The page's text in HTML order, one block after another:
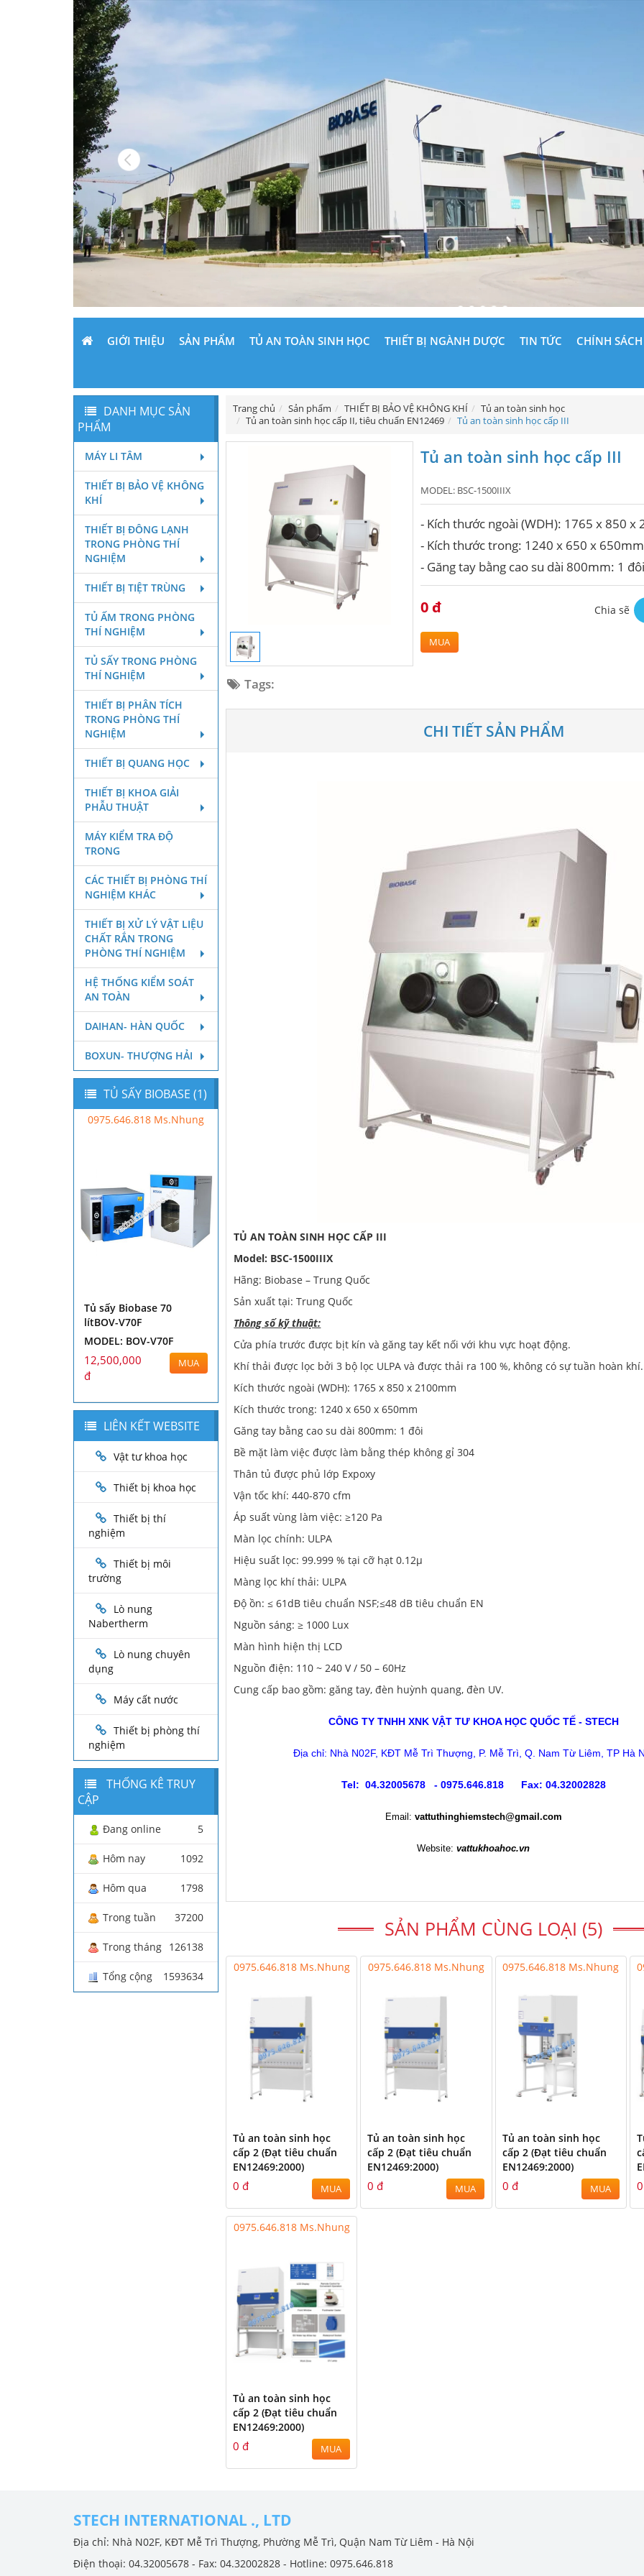
GIỚI THIỆU SẢN PHẨM TỦ AN TOÀN SINH HỌC THIẾT BỊ NGÀNH DƯỢC TIN TỨC CHÍNH
Trang chủ Sản phẩm THIẾT BỊ BẢO VỆ KHÔNG KHÍ
Tủ an toàn sinh học
Tủ an toàn sinh học cấp II, tiêu chuẩn EN12469
Tủ an toàn sinh học cấp III
Tủ an toàn sinh học cấp III
MODEL: BSC-1500IIIX
- Kích thước ngoài (WDH): 1765 x 850 x
- Kích thước trong: 1240 x 650 x 650mm
- Găng tay bằng cao su dài 800mm: 1 đôi
0 đ
MUA
Chia sẽ
Tags:
CHI TIẾT SẢN PHẨM
TỦ AN TOÀN SINH HỌC CẤP III
Model: BSC-1500IIIX
Hãng: Biobase – Trung Quốc
Sản xuất tại: Trung Quốc
Thông số kỹ thuật:
Cửa phía trước được bịt kín và găng tay kết nối với khu vực hoạt động.
Khí thải được lọc bởi 3 bộ lọc ULPA và được thải ra 100 %, không có sự tuần hoàn khí.
Kích thước ngoài (WDH): 1765 x 850 x 2100mm
Kích thước trong: 1240 x 650 x 650mm
Găng tay bằng cao su dài 800mm: 1 đôi
Bề mặt làm việc được làm bằng thép không gỉ 304
Thân tủ được phủ lớp Expoxy
Vận tốc khí: 440-870 cfm
Áp suất vùng làm việc: ≥120 Pa
Màn lọc chính: ULPA
Hiệu suất lọc: 99.999 % tại cỡ hạt 0.12µ
Màng lọc khí thải: ULPA
Độ ồn: ≤ 61dB tiêu chuẩn NSF;≤48 dB tiêu chuẩn EN
Nguồn sáng: ≥ 1000 Lux
Màn hình hiện thị LCD
Nguồn điện: 110 ~ 240 V / 50 – 60Hz
Cung cấp bao gồm: găng tay, đèn huỳnh quang, đèn UV.
CÔNG TY TNHH XNK VẬT TƯ KHOA HỌC QUỐC TẾ - STECH
Địa chỉ: Nhà N02F, KĐT Mễ Trì Thượng, P. Mễ Trì, Q. Nam Từ Liêm, TP Hà
Tel: 04.32005678 - 0975.646.818 Fax: 04.32002828
Email: vattuthinghiemstech@gmail.com
Website: vattukhoahoc.vn
SẢN PHẨM CÙNG LOẠI (5)
0975.646.818 Ms.Nhung
Tủ an toàn sinh học
cấp 2 (Đạt tiêu chuẩn
EN12469:2000)
0 đ MUA
0975.646.818 Ms.Nhung
Tủ an toàn sinh học
cấp 2 (Đạt tiêu chuẩn
EN12469:2000)
0 đ MUA
0975.646.818 Ms.Nhung
Tủ an toàn sinh học
cấp 2 (Đạt tiêu chuẩn
EN12469:2000)
0 đ MUA
0975.646.818 Ms.Nhung
Tủ an toàn sinh học
cấp 2 (Đạt tiêu chuẩn
EN12469:2000)
0 đ MUA
DANH MỤC SẢN
PHẨM
MÁY LI TÂM
THIẾT BỊ BẢO VỆ KHÔNG
KHÍ
THIẾT BỊ ĐÔNG LẠNH
TRONG PHÒNG THÍ
NGHIỆM
THIẾT BỊ TIỆT TRÙNG
TỦ ẤM TRONG PHÒNG
THÍ NGHIỆM
TỦ SẤY TRONG PHÒNG
THÍ NGHIỆM
THIẾT BỊ PHÂN TÍCH
TRONG PHÒNG THÍ
NGHIỆM
THIẾT BỊ QUANG HỌC
THIẾT BỊ KHOA GIẢI
PHẪU THUẬT
MÁY KIỂM TRA ĐỘ
TRONG
CÁC THIẾT BỊ PHÒNG THÍ
NGHIỆM KHÁC
THIẾT BỊ XỬ LÝ VẬT LIỆU
CHẤT RẮN TRONG
PHÒNG THÍ NGHIỆM
HỆ THỐNG KIỂM SOÁT
AN TOÀN
DAIHAN- HÀN QUỐC
BOXUN- THƯỢNG HẢI
TỦ SẤY BIOBASE (1)
0975.646.818 Ms.Nhung
Tủ sấy Biobase 70
lítBOV-V70F
MODEL: BOV-V70F
12,500,000
đ
MUA
LIÊN KẾT WEBSITE
Vật tư khoa học
Thiết bị khoa học
Thiết bị thí
nghiệm
Thiết bị môi
trường
Lò nung
Nabertherm
Lò nung chuyên
dụng
Máy cất nước
Thiết bị phòng thí
nghiệm
THỐNG KÊ TRUY
CẬP
Đang online 5
Hôm nay 1092
Hôm qua 1798
Trong tuần 37200
Trong tháng 126138
Tổng cộng 1593634
STECH INTERNATIONAL ., LTD
Địa chỉ: Nhà N02F, KĐT Mễ Trì Thượng, Phường Mễ Trì, Quận Nam Từ Liêm - Hà Nội
Điện thoại: 04.32005678 - Fax: 04.32002828 - Hotline: 0975.646.818